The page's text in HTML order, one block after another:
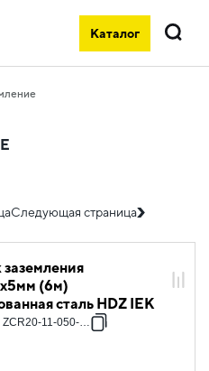
Каталог
Поиск
кабеля
и
Следующая страница
заземления
(6м)
сталь HDZ IEK
ZCR20-11-050-006